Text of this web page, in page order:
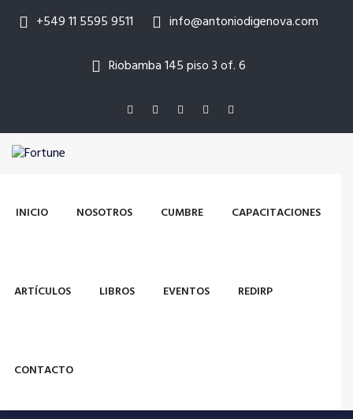
+549 11 5595 9511 info@antoniodigenova.com
Riobamba 145 piso 3 of. 6
INICIO NOSOTROS CUMBRE CAPACITACIONES
ARTÍCULOS LIBROS EVENTOS REDIRP
CONTACTO